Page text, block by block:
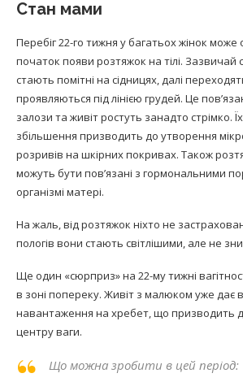
Стан мами
Перебіг 22-го тижня у багатьох жінок
початок появи розтяжок на тілі. Зазвичай
стають помітні на сідницях, далі
проявляються під лінією грудей. Це
залози та живіт ростуть занадто стрімко.
збільшення призводить до утворення
розривів на шкірних покривах. Також
можуть бути пов’язані з гормональними
організмі матері.
На жаль, від розтяжок ніхто не
пологів вони стають світлішими, але не
Ще один «сюрприз» на 22-му тижні
в зоні попереку. Живіт з малюком уже дає
навантаження на хребет, що призводить
центру ваги.
Що можна зробити в цей період: